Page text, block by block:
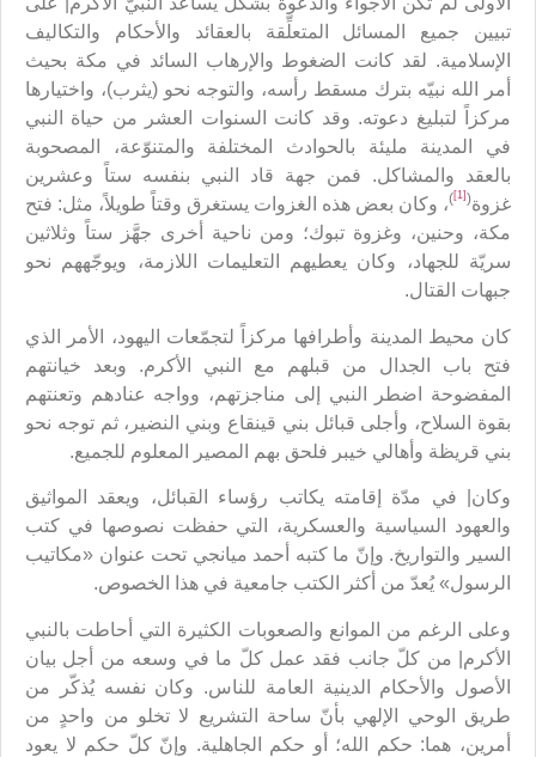
تبيين جميع المسائل المتعلِّقة بالعقائد والأحكام والتكاليف
الإسلامية. لقد كانت الضغوط والإرهاب السائد في مكة بحيث
أمر الله نبيّه بترك مسقط رأسه، والتوجه نحو (يثرب)، واختيارها
مركزاً لتبليغ دعوته. وقد كانت السنوات العشر من حياة النبي
في المدينة مليئة بالحوادث المختلفة والمتنوّعة، المصحوبة
بالعقد والمشاكل. فمن جهة قاد النبي بنفسه ستاً وعشرين
غزوة(
[1]
)، وكان بعض هذه الغزوات يستغرق وقتاً طويلاً، مثل: فتح
مكة، وحنين، وغزوة تبوك؛ ومن ناحية أخرى جهَّز ستاً وثلاثين
سريّة للجهاد، وكان يعطيهم التعليمات اللازمة، ويوجّههم نحو
جبهات القتال.
كان محيط المدينة وأطرافها مركزاً لتجمّعات اليهود، الأمر الذي
فتح باب الجدال من قبلهم مع النبي الأكرم. وبعد خيانتهم
المفضوحة اضطر النبي إلى مناجزتهم، وواجه عنادهم وتعنتهم
بقوة السلاح، وأجلى قبائل بني قينقاع وبني النضير، ثم توجه نحو
بني قريظة وأهالي خيبر فلحق بهم المصير المعلوم للجميع.
وكان| في مدّة إقامته يكاتب رؤساء القبائل، ويعقد المواثيق
والعهود السياسية والعسكرية، التي حفظت نصوصها في كتب
السير والتواريخ. وإنّ ما كتبه أحمد ميانجي تحت عنوان «مكاتيب
الرسول» يُعدّ من أكثر الكتب جامعية في هذا الخصوص.
وعلى الرغم من الموانع والصعوبات الكثيرة التي أحاطت بالنبي
الأكرم| من كلّ جانب فقد عمل كلّ ما في وسعه من أجل بيان
الأصول والأحكام الدينية العامة للناس. وكان نفسه يُذكّر من
طريق الوحي الإلهي بأنّ ساحة التشريع لا تخلو من واحدٍ من
أمرين، هما: حكم الله؛ أو حكم الجاهلية. وإنّ كلّ حكم لا يعود